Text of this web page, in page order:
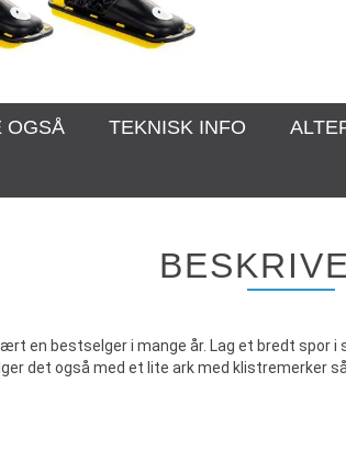
OGSÅ TEKNISK INFO
en bestselger i mange år. Lag et bredt spor
det også med et lite ark med klistremerker